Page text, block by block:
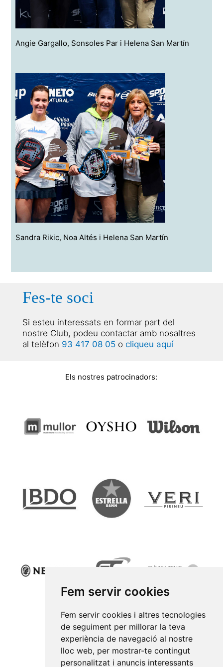
Fem servir cookies
Fem servir cookies i altres tecnologies
de seguiment per millorar la teva
experiència de navegació al nostre
lloc web, per mostrar-te contingut
personalitzat i anuncis interessants
Angie Gargallo, Sonsoles Par i Helena San Martín
Sandra Rikic, Noa Altés i Helena San Martín
Fes-te soci
Si esteu interessats en formar part del
nostre Club, podeu contactar amb nosaltres
al telèfon 93 417 08 05o cliqueu aquí
Els nostres patrocinadors: